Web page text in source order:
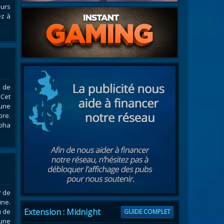
à
de
de
de
Extension : Midnight GUIDE COMPLET